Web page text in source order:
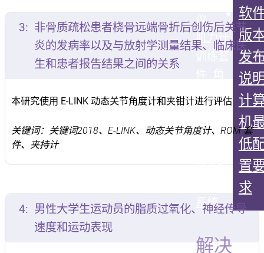
仪
肌力计
X
Myo-
板 单
轴系统
系统
解决
软
版
发
说
计
机
低
置
求
3: 非骨质疏松患者桡骨远端骨折后创伤后关节
炎的发病率以及与放射学测量结果、临床医
生和患者报告结果之间的关系
本研究使用 E-LINK 动态关节角度计和夹钳计进行评估
关键词：关键词2018、E-LINK、动态关节角度计、ROM 套
件、夹持计
4: 男性大学生运动员的脂质过氧化、神经传导
速度和运动表现